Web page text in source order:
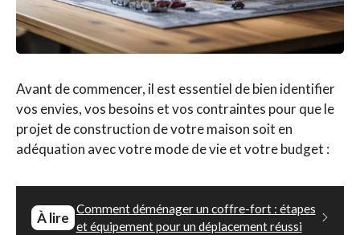
Avant de commencer, il est essentiel de bien identifier
vos envies, vos besoins et vos contraintes pour que le
projet de construction de votre maison soit en
adéquation avec votre mode de vie et votre budget :
À lire
Comment déménager un coffre-fort : étapes
et équipement pour un déplacement réussi